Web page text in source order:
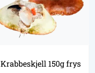
Krabbeskjell 150g frys